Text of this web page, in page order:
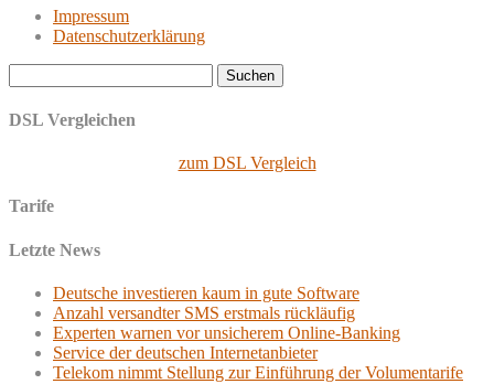
Impressum
Datenschutzerklärung
nach:
DSL Vergleichen
zum DSL Vergleich
Tarife
Letzte News
Deutsche investieren kaum in gute Software
Anzahl versandter SMS erstmals rückläufig
Experten warnen vor unsicherem Online-Banking
Service der deutschen Internetanbieter
Telekom nimmt Stellung zur Einführung der Volumentarife